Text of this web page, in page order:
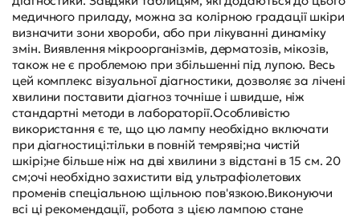
медичного приладу, можна за колірною градації шкіри
визначити зони хвороби, або при лікуванні динаміку
змін. Виявлення мікроорганізмів, дерматозів, мікозів,
також не є проблемою при збільшенні під лупою. Весь
цей комплекс візуальної діагностики, дозволяє за лічені
хвилини поставити діагноз точніше і швидше, ніж
стандартні методи в лабораторії.Особливістю
використання є те, що цю лампу необхідно включати
при діагностиці:тільки в повній темряві;на чистій
шкірі;не більше ніж на дві хвилини з відстані в 15 см. 20
см;очі необхідно захистити від ультрафіолетових
променів спеціальною щільною пов'язкою.Виконуючи
всі ці рекомендації, робота з цією лампою стане